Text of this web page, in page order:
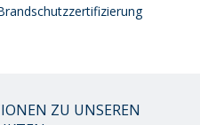
ZU UNSEREN